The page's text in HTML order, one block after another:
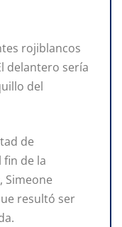
rojiblancos
delantero sería
del
de
de la
Simeone
resultó ser